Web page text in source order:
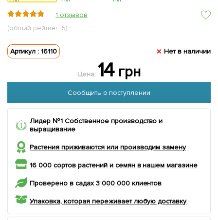
1 отзывов
(общий рейтинг: 5)
Артикул : 16110 Нет в наличии
Цена: 14грн
Сообщить о поступлении
Лидер №1 Собственное производство и
выращивание
Растения приживаются или производим замену
16 000 сортов растений и семян в нашем магазине
Проверено в садах 3 000 000 клиентов
Упаковка, которая переживает любую доставку